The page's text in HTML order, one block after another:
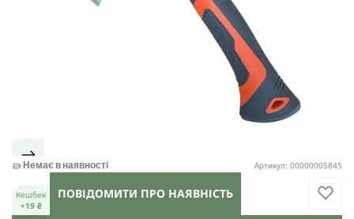
Немає в наявності Артикул: 00000005845
Кешбек
+19 ₴
ПОВІДОМИТИ ПРО НАЯВНІСТЬ